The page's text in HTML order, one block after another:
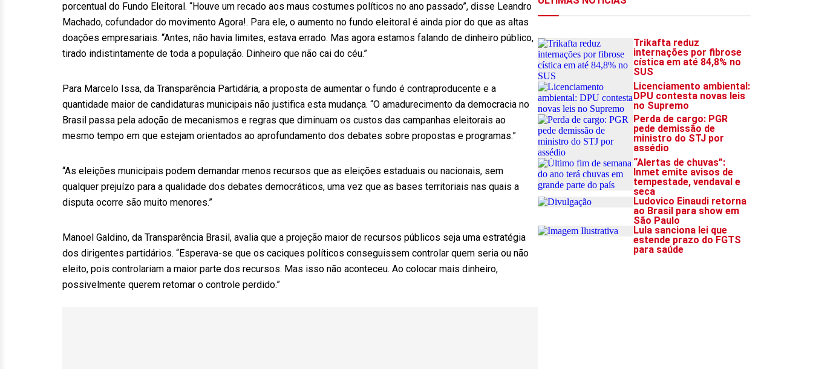
porcentual do Fundo Eleitoral. “Houve um recado aos maus costumes políticos no ano passado”, disse Leandro
Machado, cofundador do movimento Agora!. Para ele, o aumento no fundo eleitoral é ainda pior do que as altas
doações empresariais. “Antes, não havia limites, estava errado. Mas agora estamos falando de dinheiro público,
tirado indistintamente de toda a população. Dinheiro que não cai do céu.”
Para Marcelo Issa, da Transparência Partidária, a proposta de aumentar o fundo é contraproducente e a
quantidade maior de candidaturas municipais não justifica esta mudança. “O amadurecimento da democracia no
Brasil passa pela adoção de mecanismos e regras que diminuam os custos das campanhas eleitorais ao
mesmo tempo em que estejam orientados ao aprofundamento dos debates sobre propostas e programas.”
“As eleições municipais podem demandar menos recursos que as eleições estaduais ou nacionais, sem
qualquer prejuízo para a qualidade dos debates democráticos, uma vez que as bases territoriais nas quais a
disputa ocorre são muito menores.”
Manoel Galdino, da Transparência Brasil, avalia que a projeção maior de recursos públicos seja uma estratégia
dos dirigentes partidários. “Esperava-se que os caciques políticos conseguissem controlar quem seria ou não
eleito, pois controlariam a maior parte dos recursos. Mas isso não aconteceu. Ao colocar mais dinheiro,
possivelmente querem retomar o controle perdido.”